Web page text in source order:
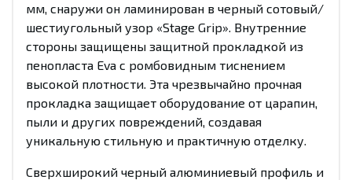
мм, снаружи он ламинирован в черный сотовый/
шестиугольный узор «Stage Grip». Внутренние
стороны защищены защитной прокладкой из
пенопласта Eva с ромбовидным тиснением
высокой плотности. Эта чрезвычайно прочная
прокладка защищает оборудование от царапин,
пыли и других повреждений, создавая
уникальную стильную и практичную отделку.
Сверхширокий черный алюминиевый профиль и